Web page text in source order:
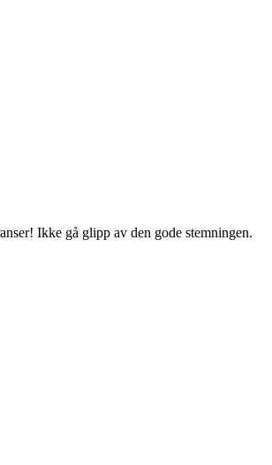
Ikke gå glipp av den gode stemningen.